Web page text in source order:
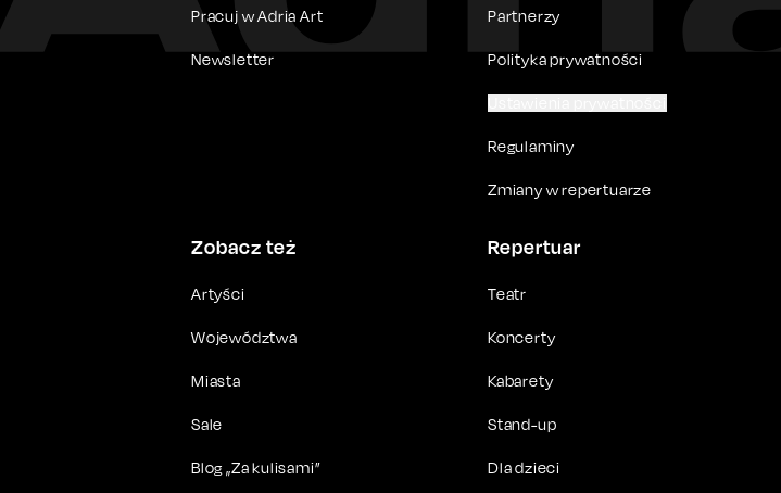
Pracuj w Adria Art
Newsletter
Partnerzy
Polityka prywatności
Regulaminy
Zmiany w repertuarze
Zobacz też
Artyści
Województwa
Miasta
Sale
Blog „Za kulisami”
Repertuar
Teatr
Koncerty
Kabarety
Stand-up
Dla dzieci